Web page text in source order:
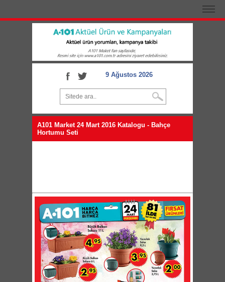
9 Ağustos 2026
A101 Market 24 Mart 2016 Katalogu - Bahçe
Hortumu Seti